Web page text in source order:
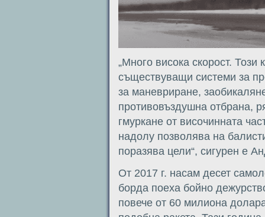
„Много висока скорост. Този
съществуващи системи за
за маневриране,
противовъздушна отбрана,
гмуркане от височинната
надолу позволява на
поразява цели“, сигурен е
От 2017 г. насам десет
борда поеха бойно
повече от 60 милиона